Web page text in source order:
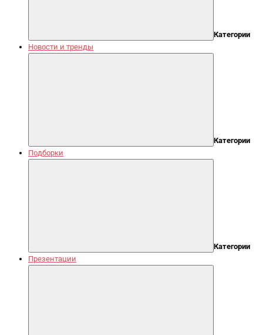
Категории
Новости и тренды
Категории
Подборки
Категории
Презентации